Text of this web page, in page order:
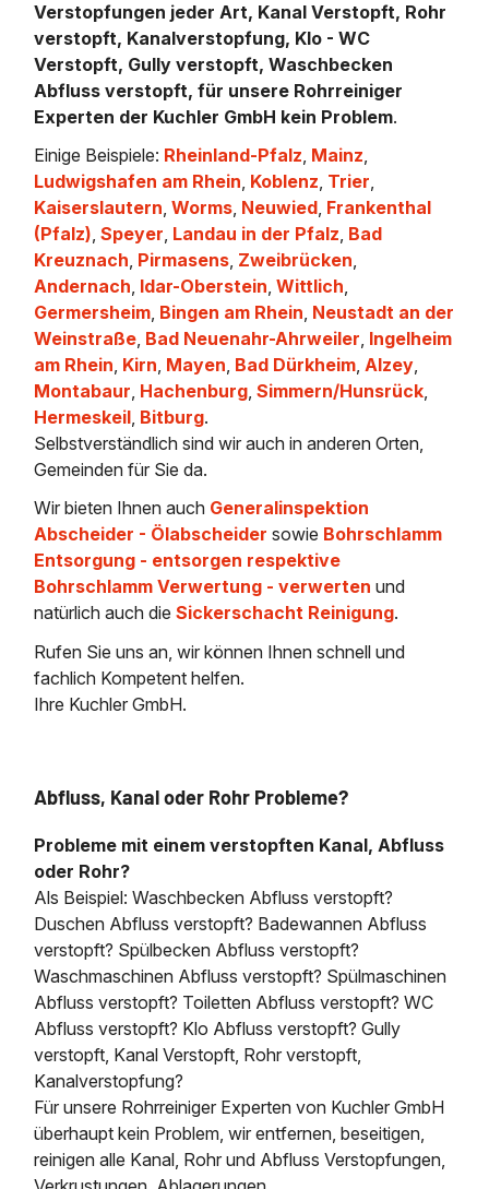
Verstopfungen jeder Art, Kanal Verstopft, Rohr
verstopft, Kanalverstopfung, Klo - WC
Verstopft, Gully verstopft, Waschbecken
Abfluss verstopft, für unsere Rohrreiniger
Experten der Kuchler GmbH kein Problem.
Einige Beispiele: Rheinland-Pfalz, Mainz,
Ludwigshafen am Rhein, Koblenz, Trier,
Kaiserslautern,Worms, Neuwied, Frankenthal
(Pfalz),Speyer, Landau in der Pfalz, Bad
Kreuznach, Pirmasens, Zweibrücken,
Andernach, Idar-Oberstein,Wittlich,
Germersheim, Bingen am Rhein, Neustadt an der
Weinstraße, Bad Neuenahr-Ahrweiler, Ingelheim
am Rhein, Kirn, Mayen, Bad Dürkheim,Alzey,
Montabaur, Hachenburg,Simmern/Hunsrück,
Hermeskeil, Bitburg.
Selbstverständlich sind wir auch in anderen Orten,
Gemeinden für Sie da.
Wir bieten Ihnen auch Generalinspektion
Abscheider - Ölabscheider sowie Bohrschlamm
Entsorgung - entsorgen respektive
Bohrschlamm Verwertung - verwerten und
natürlich auch dieSickerschacht Reinigung.
Rufen Sie uns an, wir können Ihnen schnell und
fachlich Kompetent helfen.
Ihre Kuchler GmbH.
Abfluss, Kanal oder Rohr Probleme?
Probleme mit einem verstopften Kanal, Abfluss
oder Rohr?
Als Beispiel: Waschbecken Abfluss verstopft?
Duschen Abfluss verstopft? Badewannen Abfluss
verstopft? Spülbecken Abfluss verstopft?
Waschmaschinen Abfluss verstopft? Spülmaschinen
Abfluss verstopft? Toiletten Abfluss verstopft? WC
Abfluss verstopft? Klo Abfluss verstopft? Gully
verstopft, Kanal Verstopft, Rohr verstopft,
Kanalverstopfung?
Für unsere Rohrreiniger Experten von Kuchler GmbH
überhaupt kein Problem, wir entfernen, beseitigen,
reinigen alle Kanal, Rohr und Abfluss Verstopfungen,